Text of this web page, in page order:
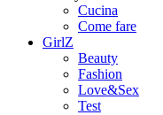
Cucina
Come fare
GirlZ
Beauty
Fashion
Love&Sex
Test